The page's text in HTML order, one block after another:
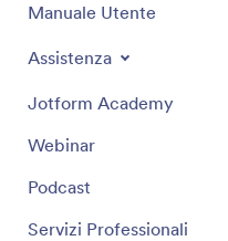
Manuale Utente
Assistenza
Jotform Academy
Webinar
Podcast
Servizi Professionali